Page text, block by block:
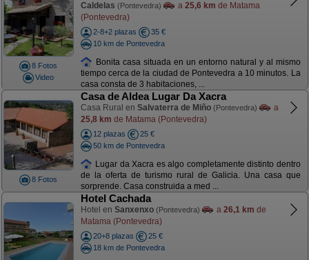
8 Fotos
Video
Caldelas (Pontevedra) a 25,6 km de Matama
(Pontevedra)
2-8+2 plazas
35 €
10 km de Pontevedra
Bonita casa situada en un entorno natural y al mismo
tiempo cerca de la ciudad de Pontevedra a 10 minutos. La
casa consta de 3 habitaciones, ...
8 Fotos
Casa de Aldea Lugar Da Xacra
Casa Rural en Salvaterra de Miño (Pontevedra)
a
25,8 km de Matama (Pontevedra)
12 plazas
25 €
50 km de Pontevedra
Lugar da Xacra es algo completamente distinto dentro
de la oferta de turismo rural de Galicia. Una casa que
sorprende. Casa construida a med ...
Hotel Cachada
Hotel en Sanxenxo (Pontevedra) a 26,1 km de
Matama (Pontevedra)
20+8 plazas
25 €
18 km de Pontevedra